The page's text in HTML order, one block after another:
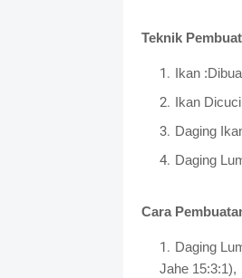
Teknik
Ikan
Ikan
Daging
Daging
Cara
Daging
Jahe 15:3:1),